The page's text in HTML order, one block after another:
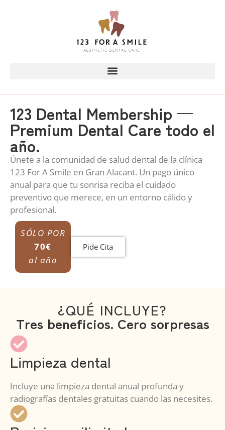
123 Dental Membership —
Premium Dental Care todo el
año.
Únete a la comunidad de salud dental de la clínica
123 For A Smile en Gran Alacant. Un pago único
anual para que tu sonrisa reciba el cuidado
preventivo que merece, en un entorno cálido y
profesional.
SÓLO POR
70€
al año
Pide Cita
¿QUÉ INCLUYE?
Tres beneficios. Cero sorpresas
Limpieza dental
Incluye una limpieza dental anual profunda y
radiografías dentales gratuitas cuando las necesites.